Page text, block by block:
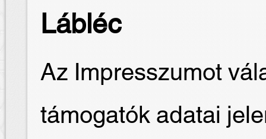
Lábléc
Az Impresszumot
támogatók adatai